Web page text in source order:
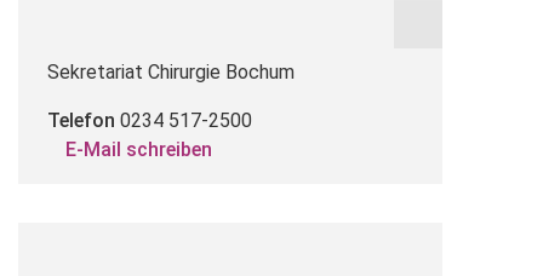
Sekretariat Chirurgie Bochum
Telefon 0234 517-2500
E-Mail schreiben